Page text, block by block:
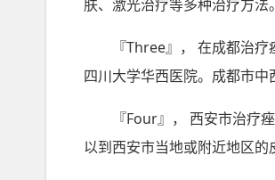
肤、激光治疗等多种治疗方法。
『Three』， 在成都治
四川大学华西医院。成都市中
『Four』， 西安市治疗
以到西安市当地或附近地区的